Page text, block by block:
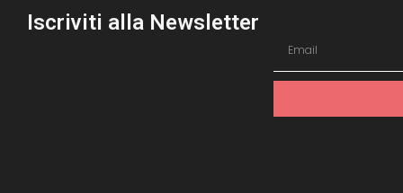
Iscriviti alla Newsletter